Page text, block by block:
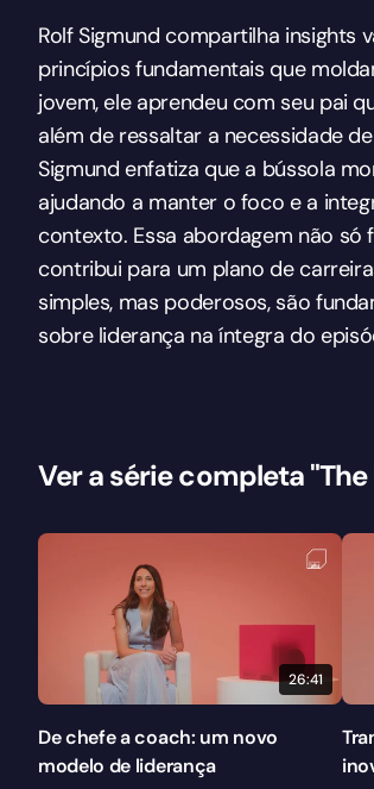
Rolf Sigmund compartilha insights
princípios fundamentais que
jovem, ele aprendeu com seu pai
além de ressaltar a necessidade
Sigmund enfatiza que a bússola
ajudando a manter o foco e a
contexto. Essa abordagem não
contribui para um plano de
simples, mas poderosos, são
sobre liderança na íntegra do
Ver a série completa "The
26:41
De chefe a coach: um novo
modelo de liderança